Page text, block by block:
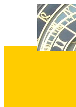
springen